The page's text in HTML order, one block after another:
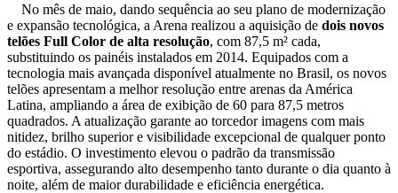
No mês de maio, dando sequência ao seu plano de modernização
e expansão tecnológica, a Arena realizou a aquisição de dois novos
telões Full Color de alta resolução, com 87,5 m² cada,
substituindo os painéis instalados em 2014. Equipados com a
tecnologia mais avançada disponível atualmente no Brasil, os novos
telões apresentam a melhor resolução entre arenas da América
Latina, ampliando a área de exibição de 60 para 87,5 metros
quadrados. A atualização garante ao torcedor imagens com mais
nitidez, brilho superior e visibilidade excepcional de qualquer ponto
do estádio. O investimento elevou o padrão da transmissão
esportiva, assegurando alto desempenho tanto durante o dia quanto à
noite, além de maior durabilidade e eficiência energética.